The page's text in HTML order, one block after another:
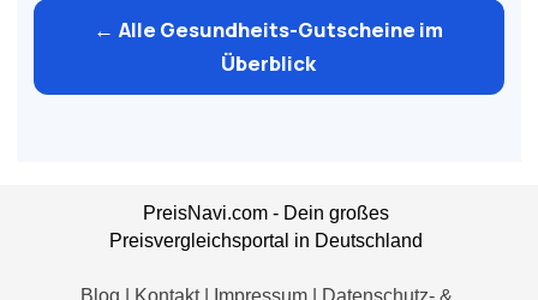
← Alle Gesundheits-Gutscheine im
Überblick
PreisNavi.com - Dein großes
Preisvergleichsportal in Deutschland